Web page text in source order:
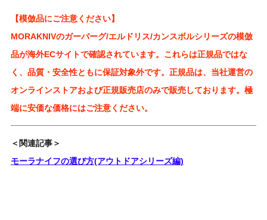
【模倣品にご注意ください】
MORAKNIVのガーバーグ/エルドリス/カンスボルシリーズの模倣
品が海外ECサイトで確認されています。これらは正規品ではな
く、品質・安全性ともに保証対象外です。正規品は、当社運営の
オンラインストアおよび正規販売店のみで販売しております。極
端に安価な価格にはご注意ください。
＜関連記事＞
モーラナイフの選び方(アウトドアシリーズ編)